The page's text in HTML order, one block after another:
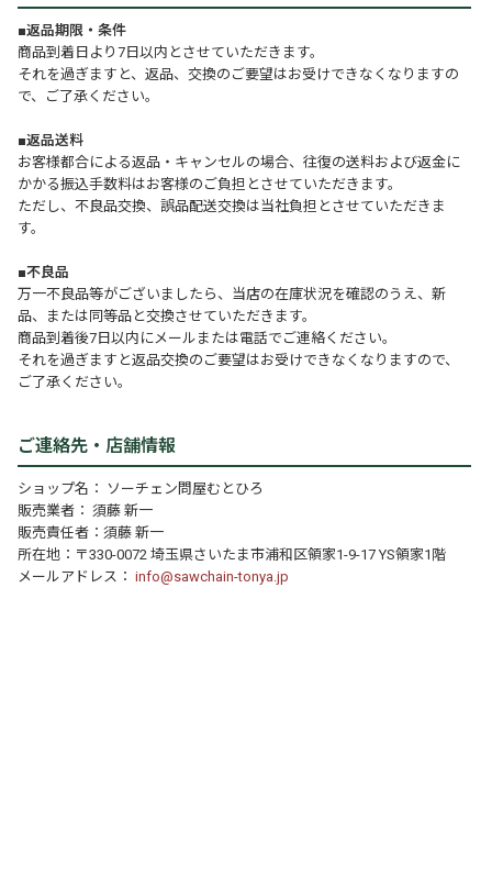
■返品期限・条件
商品到着日より7日以内とさせていただきます。
それを過ぎますと、返品、交換のご要望はお受けできなくなりますの
で、ご了承ください。
■返品送料
お客様都合による返品・キャンセルの場合、往復の送料および返金に
かかる振込手数料はお客様のご負担とさせていただきます。
ただし、不良品交換、誤品配送交換は当社負担とさせていただきま
す。
■不良品
万一不良品等がございましたら、当店の在庫状況を確認のうえ、新
品、または同等品と交換させていただきます。
商品到着後7日以内にメールまたは電話でご連絡ください。
それを過ぎますと返品交換のご要望はお受けできなくなりますので、
ご了承ください。
ご連絡先・店舗情報
ショップ名： ソーチェン問屋むとひろ
販売業者： 須藤 新一
販売責任者：須藤 新一
所在地：〒330-0072 埼玉県さいたま市浦和区領家1-9-17 YS領家1階
メールアドレス：info@sawchain-tonya.jp